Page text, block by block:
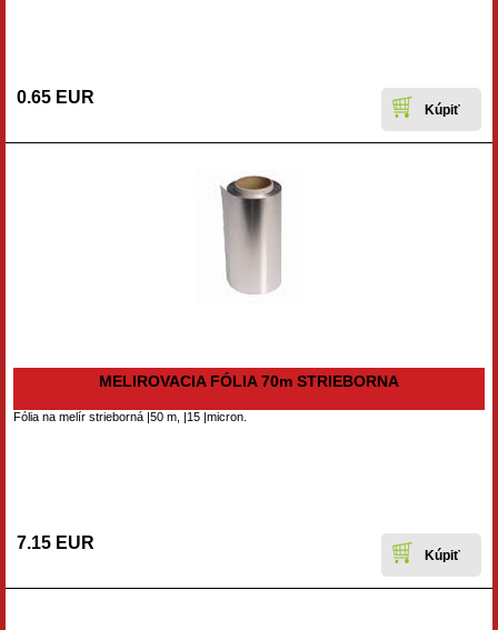
0.65 EUR
MELIROVACIA FÓLIA 70m STRIEBORNA
Fólia na melír strieborná |50 m, |15 |micron.
7.15 EUR